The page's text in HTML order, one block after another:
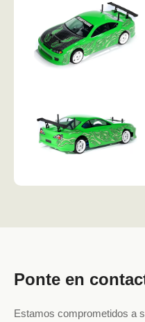
Ponte en
Estamos comprometidos a